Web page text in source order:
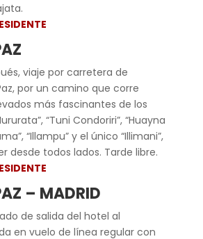
viaje por carretera de
por un camino que corre
más fascinantes de los
“Tuni Condoriri”, “Huayna
“Illampu” y el único “Illimani”,
desde todos lados. Tarde libre.
– MADRID
de salida del hotel al
en vuelo de línea regular con